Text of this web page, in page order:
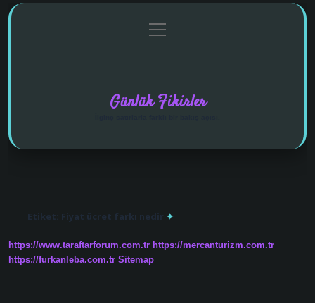
Gizlilik Politikası
menüyü
aç
Günlük Fikirler
Etiket: Fiyat ücret farkı nedir
https://www.taraftarforum.com.tr https://mercanturizm.com.tr
https://furkanleba.com.tr Sitemap